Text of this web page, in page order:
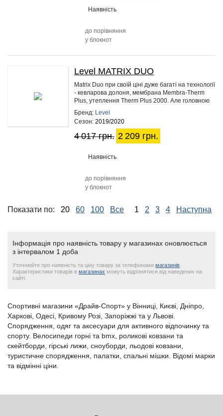
Наявність
до порівняння
у блокнот
Level MATRIX DUO
Matrix Duo при своїй ціні дуже багаті на технології
- кевларова долоня, мембрана Membra-Therm
Plus, утеплення Therm Plus 2000. Але головною
особливістю є…
Бренд: Level
Сезон: 2019/2020
4 017 грн. 2 209 грн.
Наявність
до порівняння
у блокнот
Показати по: 20 60 100 Все 1 2 3 4 Наступна
Інформація про наявність товару у магазинах оновлюється
з інтервалом 1 доба
Уточнюйте про наявність та ціну товару за телефонами магазинів
Характеристики товарів в магазинах можуть відрізнятися від наведених на
сайті
Спортивні магазини «Драйв-Спорт» у Вінниці, Києві, Дніпро,
Харкові, Одесі, Кривому Розі, Запоріжжі та у Львові.
Спорядження, одяг та аксесуари для активного відпочинку та
спорту. Велосипеди горні та bmx, роликові ковзани та
скейтборди, гірські лижи, сноуборди, льодові ковзани,
туристичне спорядження, палатки, спальні мішки. Відомі марки
та відмінні ціни.